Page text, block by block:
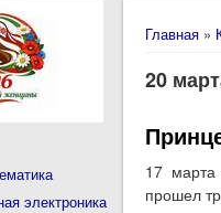
Вы
Главная »
20
17 марта
прошел
электроника